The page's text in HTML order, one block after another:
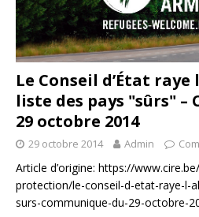
Le Conseil d’État raye
liste des pays "sûrs" –
29 octobre 2014
29 octobre 2014 Admin
Article d’origine: https://
protection/le-conseil-d-etat-raye-l-
surs-communique-du-29-octobre-